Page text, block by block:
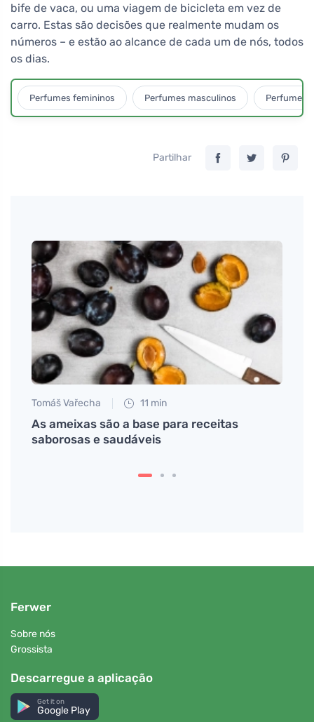
bife de vaca, ou uma viagem de bicicleta em vez de
carro. Estas são decisões que realmente mudam os
números – e estão ao alcance de cada um de nós, todos
os dias.
Perfumes femininos Perfumes masculinos Perfumes
Partilhar
Tomáš Vařecha 11 min
As ameixas são a base para receitas
saborosas e saudáveis
Ferwer
Sobre nós
Grossista
Descarregue a aplicação
Get it on
Google Play